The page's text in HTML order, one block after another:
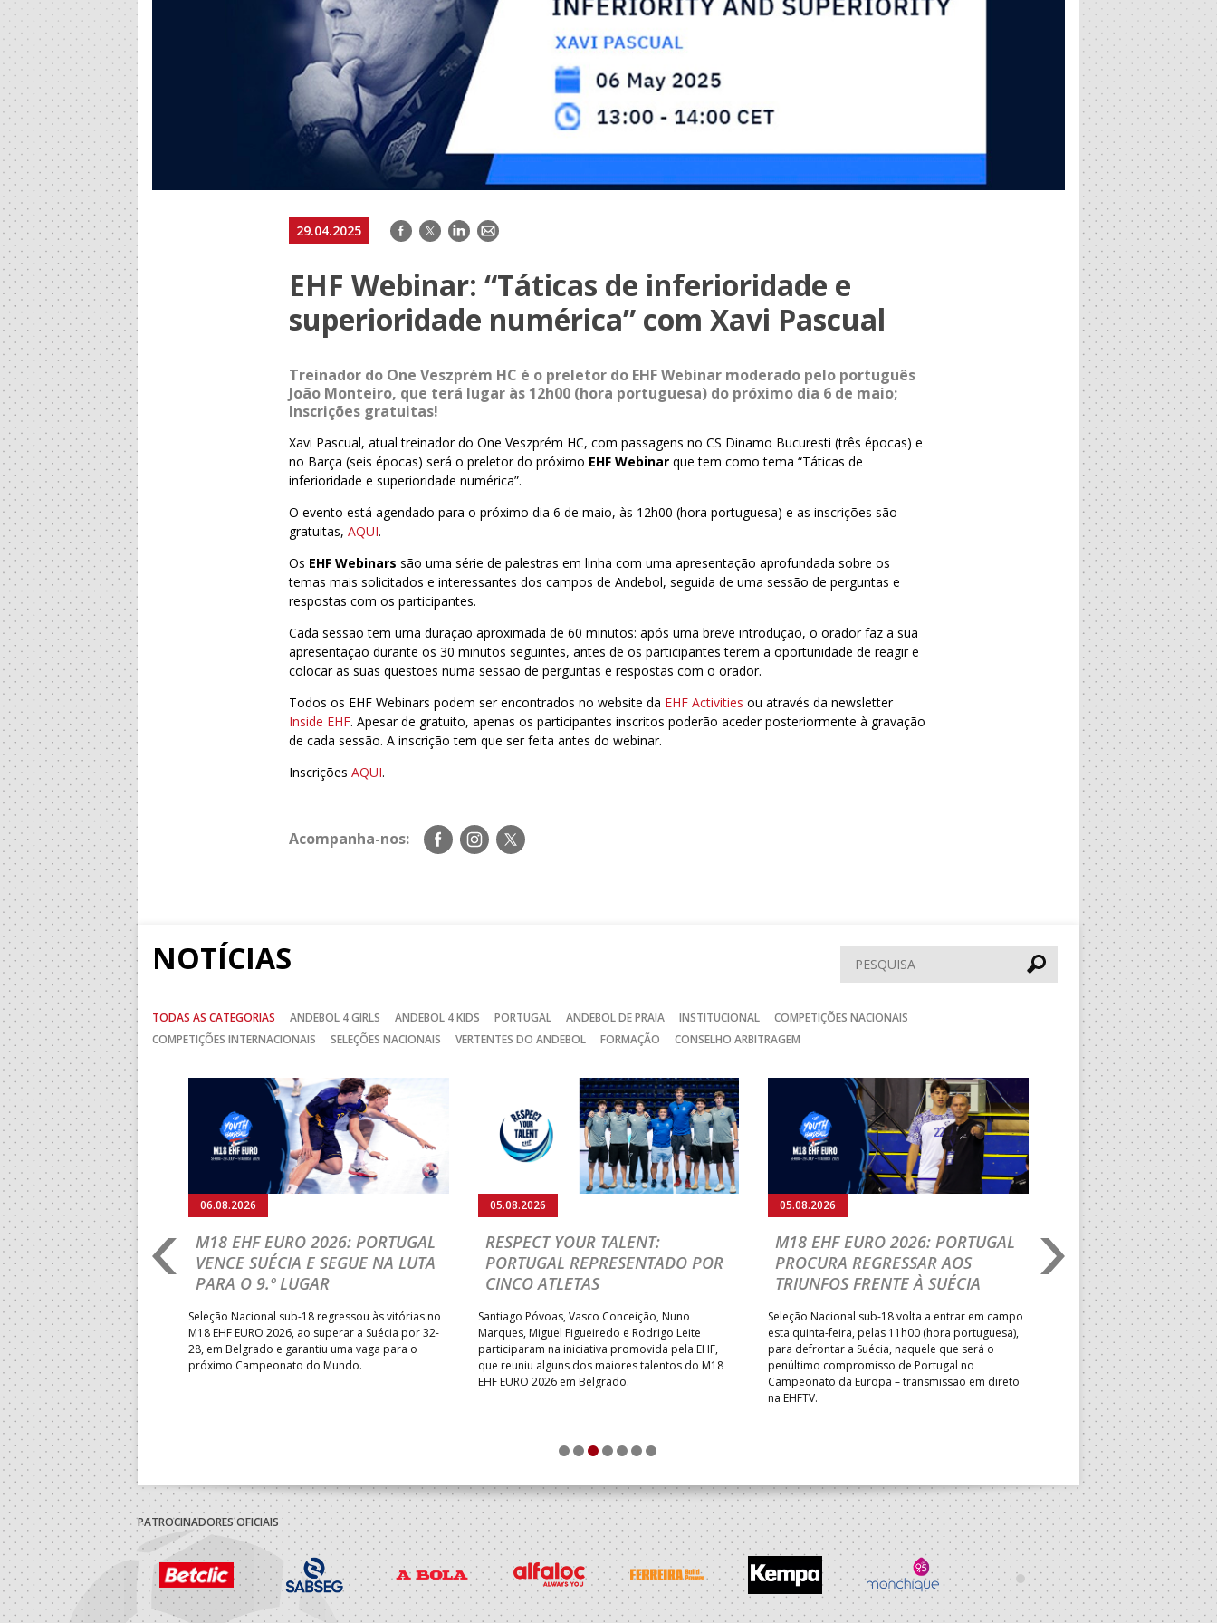
29.04.2025 Facebook
TwitterLinkedIn
E-
EHF Webinar: “Táticas de inferioridade e
superioridade numérica” com Xavi Pascual
Treinador do One Veszprém HC é o preletor do EHF Webinar moderado pelo português
João Monteiro, que terá lugar às 12h00 (hora portuguesa) do próximo dia 6 de maio;
Inscrições gratuitas!
Xavi Pascual, atual treinador do One Veszprém HC, com passagens no CS Dinamo Bucuresti (três épocas) e
no Barça (seis épocas) será o preletor do próximo EHF Webinar que tem como tema “Táticas de
inferioridade e superioridade numérica”.
O evento está agendado para o próximo dia 6 de maio, às 12h00 (hora portuguesa) e as inscrições são
gratuitas,AQUI.
Os EHF Webinars são uma série de palestras em linha com uma apresentação aprofundada sobre os
temas mais solicitados e interessantes dos campos de Andebol, seguida de uma sessão de perguntas e
respostas com os participantes.
Cada sessão tem uma duração aproximada de 60 minutos: após uma breve introdução, o orador faz a sua
apresentação durante os 30 minutos seguintes, antes de os participantes terem a oportunidade de reagir e
colocar as suas questões numa sessão de perguntas e respostas com o orador.
Todos os EHF Webinars podem ser encontrados no website da EHF Activities ou através da newsletter
Inside EHF. Apesar de gratuito, apenas os participantes inscritos poderão aceder posteriormente à gravação
de cada sessão. A inscrição tem que ser feita antes do webinar.
InscriçõesAQUI.
Acompanha-nos:
Siga-
nos
Siga-
nos
Siga-
nos
NOTÍCIAS Pesquisar
TODAS AS CATEGORIAS ANDEBOL 4 GIRLS ANDEBOL 4 KIDS PORTUGAL ANDEBOL DE PRAIA INSTITUCIONAL
COMPETIÇÕES NACIONAIS
COMPETIÇÕES INTERNACIONAIS
SELEÇÕES NACIONAIS VERTENTES DO ANDEBOL FORMAÇÃO CONSELHO ARBITRAGEM
CHAMPIONSHIP:
PARA A EQUIPA
o Brasil, em Ramnicu
apuramento dos lugares 17
confortável das jogadoras
06.08.2026
M18 EHF EURO 2026: PORTUGAL
VENCE SUÉCIA E SEGUE NA LUTA
PARA O 9.º LUGAR
Seleção Nacional sub-18 regressou às vitórias no
M18 EHF EURO 2026, ao superar a Suécia por 32-
28, em Belgrado e garantiu uma vaga para o
próximo Campeonato do Mundo.
05.08.2026
RESPECT YOUR TALENT:
PORTUGAL REPRESENTADO POR
CINCO ATLETAS
Santiago Póvoas, Vasco Conceição, Nuno
Marques, Miguel Figueiredo e Rodrigo Leite
participaram na iniciativa promovida pela EHF,
que reuniu alguns dos maiores talentos do M18
EHF EURO 2026 em Belgrado.
05.08.2026
M18 EHF EURO 2026: PORTUGAL
PROCURA REGRESSAR AOS
TRIUNFOS FRENTE À SUÉCIA
Seleção Nacional sub-18 volta a entrar em campo
esta quinta-feira, pelas 11h00 (hora portuguesa),
para defrontar a Suécia, naquele que será o
penúltimo compromisso de Portugal no
Campeonato da Europa – transmissão em direto
na EHFTV.
05.08.2026
IHF W18 WORLD
BRASIL É O
ADVERSÁRIO DA
ELIMINAR DA
Depois do primeiro lugar na
President’s Cup, Portugal
Brasil, esta quinta-feira, no
Jogos de Apuramento entre o
Campeonato do Mundo sub-
Seguinte
1 2 3 4 5 6 7
PATROCINADORES OFICIAIS